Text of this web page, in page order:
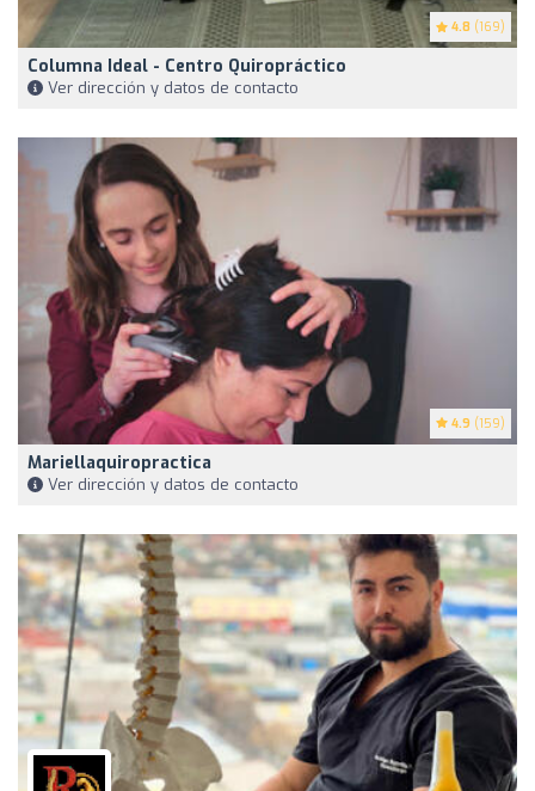
4.8 (169)
Columna Ideal - Centro Quiropráctico
Ver dirección y datos de contacto
4.9 (159)
Mariellaquiropractica
Ver dirección y datos de contacto